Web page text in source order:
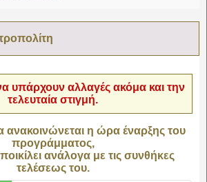
υπάρχουν αλλαγές ακόμα και την
τελευταία στιγμή.
η ώρα έναρξης του
προγράμματος,
ανάλογα με τις συνθήκες
τελέσεως του.